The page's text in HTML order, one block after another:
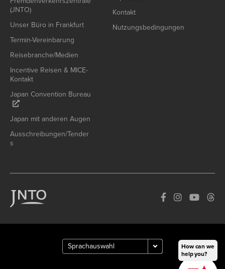
(JNTO)
Unser Büro in Frankfurt
Termin-Vereinbarung
Reisebranche/Medien
Incentive Reisen & MICE-
Kontakt
Japan Convention Bureau
Japan mit anderen Augen
Ausschreibungen/Tender
s
Kontakt
Nutzungsbedingungen
How can we
help you?